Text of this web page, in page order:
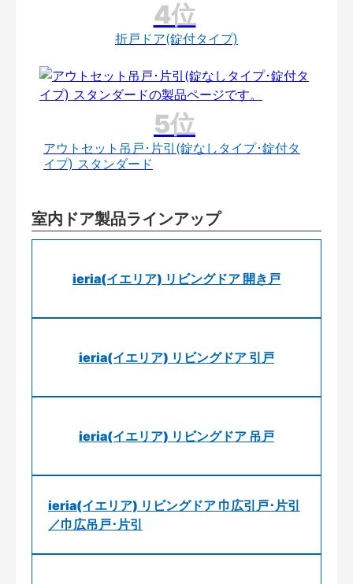
折戸ドア(錠付タイプ)
アウトセット吊戸･片引(錠なしタイプ･錠付タ
イプ) スタンダード
室内ドア製品ラインアップ
ieria(イエリア) リビングドア 開き戸
ieria(イエリア) リビングドア 引戸
ieria(イエリア) リビングドア 吊戸
ieria(イエリア) リビングドア 巾広引戸･片引
／巾広吊戸･片引